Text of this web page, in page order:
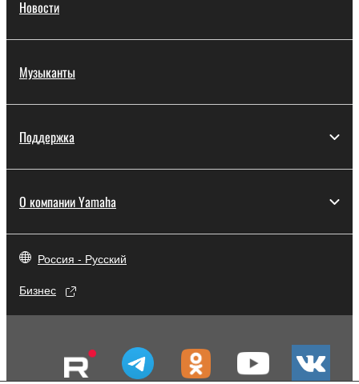
Новости
Музыканты
Поддержка
О компании Yamaha
Россия - Русский
Бизнес